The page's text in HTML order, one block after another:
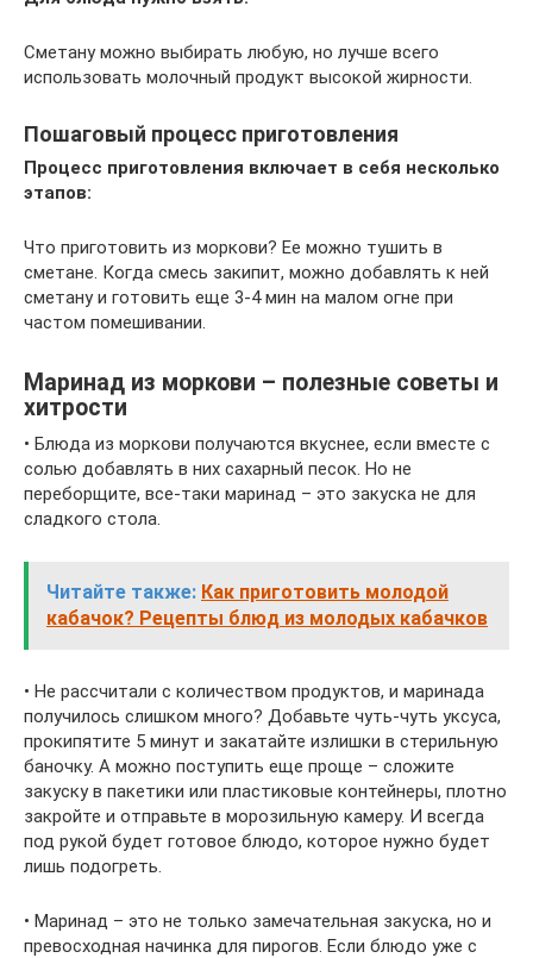
Сметану можно выбирать любую, но лучше всего
использовать молочный продукт высокой жирности.
Пошаговый процесс приготовления
Процесс приготовления включает в себя несколько
этапов:
Что приготовить из моркови? Ее можно тушить в
сметане. Когда смесь закипит, можно добавлять к ней
сметану и готовить еще 3-4 мин на малом огне при
частом помешивании.
Маринад из моркови – полезные советы и
хитрости
• Блюда из моркови получаются вкуснее, если вместе с
солью добавлять в них сахарный песок. Но не
переборщите, все-таки маринад – это закуска не для
сладкого стола.
Читайте также: Как приготовить молодой
кабачок? Рецепты блюд из молодых кабачков
• Не рассчитали с количеством продуктов, и маринада
получилось слишком много? Добавьте чуть-чуть уксуса,
прокипятите 5 минут и закатайте излишки в стерильную
баночку. А можно поступить еще проще – сложите
закуску в пакетики или пластиковые контейнеры, плотно
закройте и отправьте в морозильную камеру. И всегда
под рукой будет готовое блюдо, которое нужно будет
лишь подогреть.
• Маринад – это не только замечательная закуска, но и
превосходная начинка для пирогов. Если блюдо уже с